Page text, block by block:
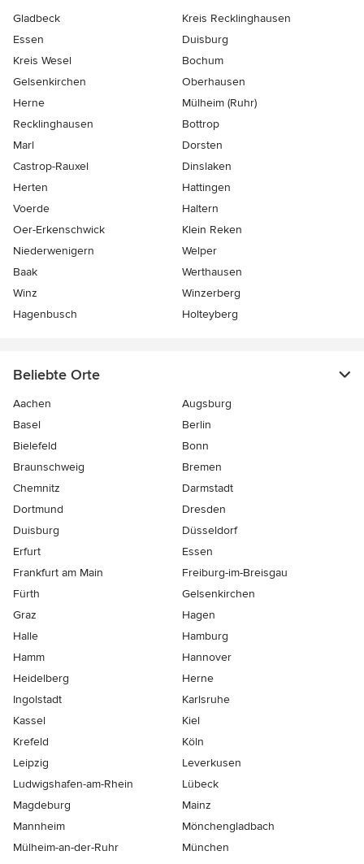
Gladbeck
Kreis Recklinghausen
Essen
Duisburg
Kreis Wesel
Bochum
Gelsenkirchen
Oberhausen
Herne
Mülheim (Ruhr)
Recklinghausen
Bottrop
Marl
Dorsten
Castrop-Rauxel
Dinslaken
Herten
Hattingen
Voerde
Haltern
Oer-Erkenschwick
Klein Reken
Niederwenigern
Welper
Baak
Werthausen
Winz
Winzerberg
Hagenbusch
Holteyberg
Beliebte Orte
Aachen
Augsburg
Basel
Berlin
Bielefeld
Bonn
Braunschweig
Bremen
Chemnitz
Darmstadt
Dortmund
Dresden
Duisburg
Düsseldorf
Erfurt
Essen
Frankfurt am Main
Freiburg-im-Breisgau
Fürth
Gelsenkirchen
Graz
Hagen
Halle
Hamburg
Hamm
Hannover
Heidelberg
Herne
Ingolstadt
Karlsruhe
Kassel
Kiel
Krefeld
Köln
Leipzig
Leverkusen
Ludwigshafen-am-Rhein
Lübeck
Magdeburg
Mainz
Mannheim
Mönchen­gladbach
Mülheim-an-der-Ruhr
München